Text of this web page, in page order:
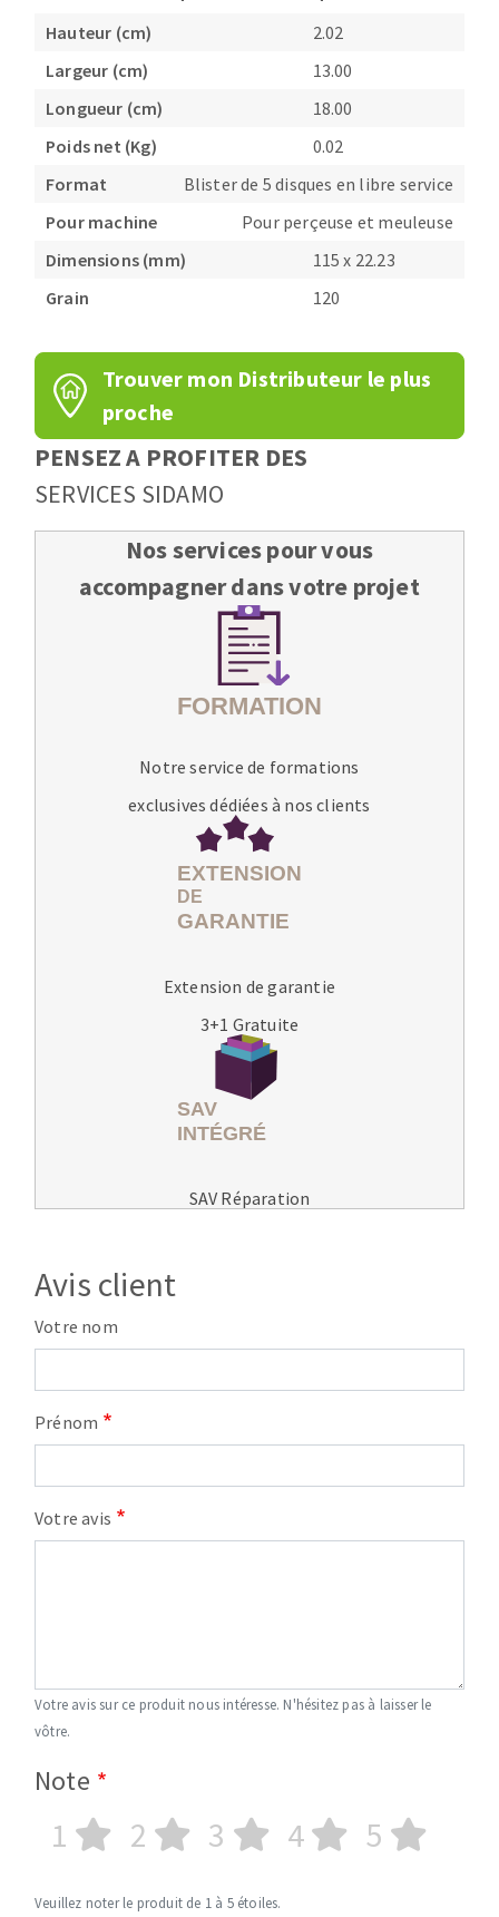
Forets métaux
Hauteur (cm)
2.02
Largeur (cm)
13.00
Longueur (cm)
18.00
Poids net (Kg)
0.02
Format
Blister de 5 disques en libre service
Pour machine
Pour perçeuse et meuleuse
Dimensions (mm)
115 x 22.23
Grain
120
Trouver mon Distributeur le plus
proche
PENSEZ A PROFITER DES
SERVICES SIDAMO
Nos services pour vous
accompagner dans votre projet
Notre service de formations
exclusives dédiées à nos clients
Extension de garantie
3+1 Gratuite
SAV Réparation
Avis client
Votre nom
Prénom
Votre avis
Votre avis sur ce produit nous intéresse. N'hésitez pas à laisser le
vôtre.
Note
1 2 3 4 5
Veuillez noter le produit de 1 à 5 étoiles.